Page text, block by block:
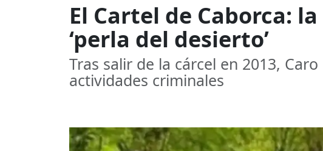
El Cartel de Caborca:
‘perla del desierto’
Tras salir de la cárcel en 2013,
actividades criminales